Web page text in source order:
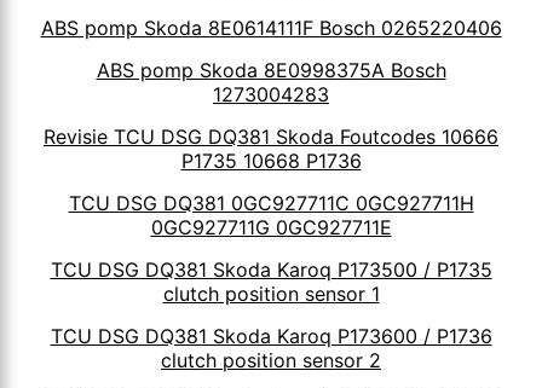
ABS pomp Skoda 8E0614111F Bosch 0265220406
ABS pomp Skoda 8E0998375A Bosch
1273004283
Revisie TCU DSG DQ381 Skoda Foutcodes 10666
P1735 10668 P1736
TCU DSG DQ381 0GC927711C 0GC927711H
0GC927711G 0GC927711E
TCU DSG DQ381 Skoda Karoq P173500 / P1735
clutch position sensor 1
TCU DSG DQ381 Skoda Karoq P173600 / P1736
clutch position sensor 2